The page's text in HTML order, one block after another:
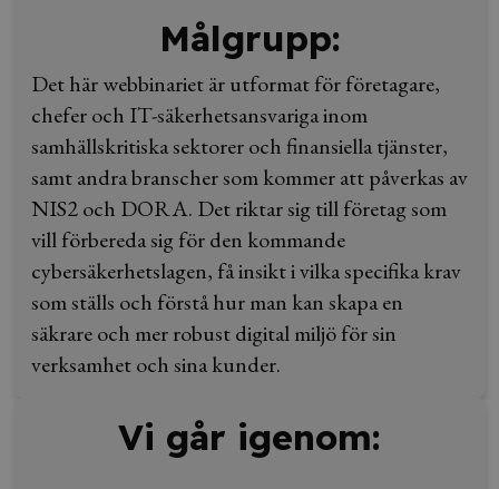
Målgrupp:
Det här webbinariet är utformat för företagare,
chefer och IT-säkerhetsansvariga inom
samhällskritiska sektorer och finansiella tjänster,
samt andra branscher som kommer att påverkas av
NIS2 och DORA. Det riktar sig till företag som
vill förbereda sig för den kommande
cybersäkerhetslagen, få insikt i vilka specifika krav
som ställs och förstå hur man kan skapa en
säkrare och mer robust digital miljö för sin
verksamhet och sina kunder.
Vi går igenom: